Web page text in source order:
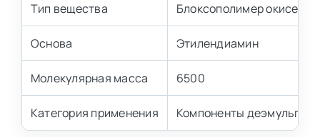
Тип вещества Блоксополимер окисей
Основа Этилендиамин
Молекулярная масса 6500
Категория применения Компоненты